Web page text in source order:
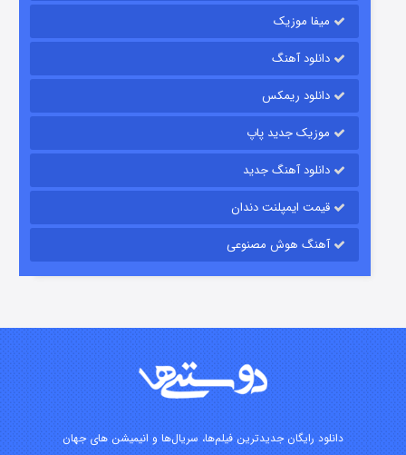
قسمت۱۵ (دوبله) منتشر شد
زیرزمین
میفا موزیک
دانلود آهنگ
دانلود ریمکس
موزیک جدید پاپ
دانلود آهنگ جدید
قیمت ایمپلنت دندان
آهنگ هوش مصنوعی
دانلود رایگان جدیدترین فیلم‌ها، سریال‌ها و انیمیشن های جهان